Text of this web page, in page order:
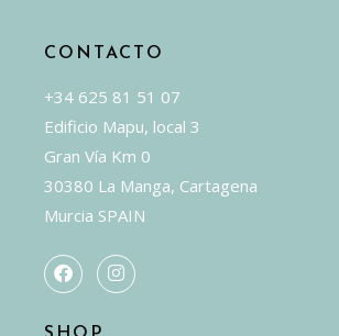
página
de
producto
CONTACTO
+34 625 81 51 07
Edificio Mapu, local 3
Gran Vía Km 0
30380 La Manga, Cartagena
Murcia SPAIN